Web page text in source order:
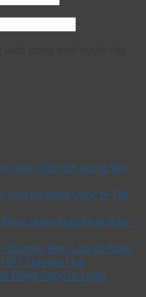
Hội CTĐ tỉnh Hưng Yên
viện Đa khoa Quốc tế Tân
Ngôn Ngữ Nhật Bản –
Chương Họp Lớp 20 Năm
Nguyễn Huệ
Đồng Phục In Logo